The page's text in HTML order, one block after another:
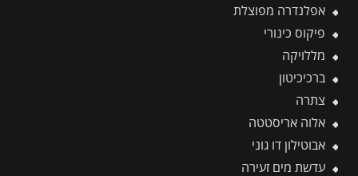
אפלנדרה מפוצלת
פיקוס כינורי
מללויקה
ברכיכיטון
צתרה
אלוה אריסטטה
אבוטילון דו גוני
עדשת מים זעירה